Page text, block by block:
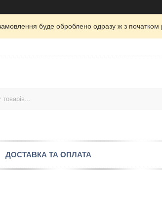
буде оброблено одразу ж з початком
ДОСТАВКА ТА ОПЛАТА